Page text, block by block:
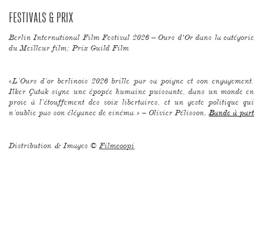
FESTIVALS & PRIX
Berlin International Film Festival 2026 – Ours d'Or dans la catégorie
du Meilleur film; Prix Guild Film
«L’Ours d’or berlinois 2026 brille par sa poigne et son engagement.
Ilker Çatak signe une épopée humaine puissante, dans un monde en
proie à l’étouffement des voix libertaires, et un geste politique qui
n’oublie pas son élégance de cinéma.» – Olivier Pélisson, Bande à part
Distribution & Images © Filmcoopi